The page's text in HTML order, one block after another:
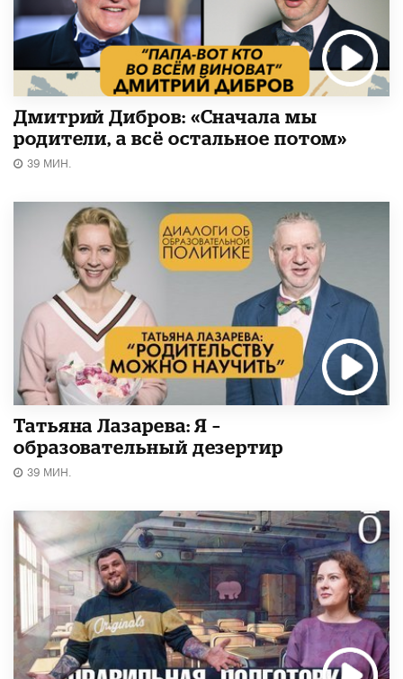
Дмитрий Дибров: «Сначала мы
родители, а всё остальное потом»
39 МИН.
Татьяна Лазарева: Я –
образовательный дезертир
39 МИН.